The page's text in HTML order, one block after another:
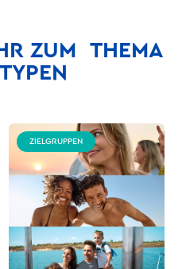
ZUM THEMA
ZIELGRUPPEN